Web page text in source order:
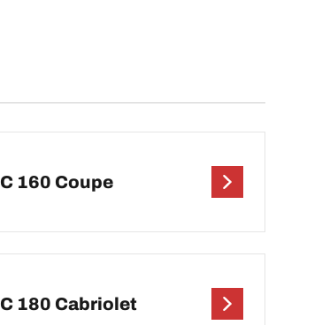
C 160 Coupe
C 180 Cabriolet